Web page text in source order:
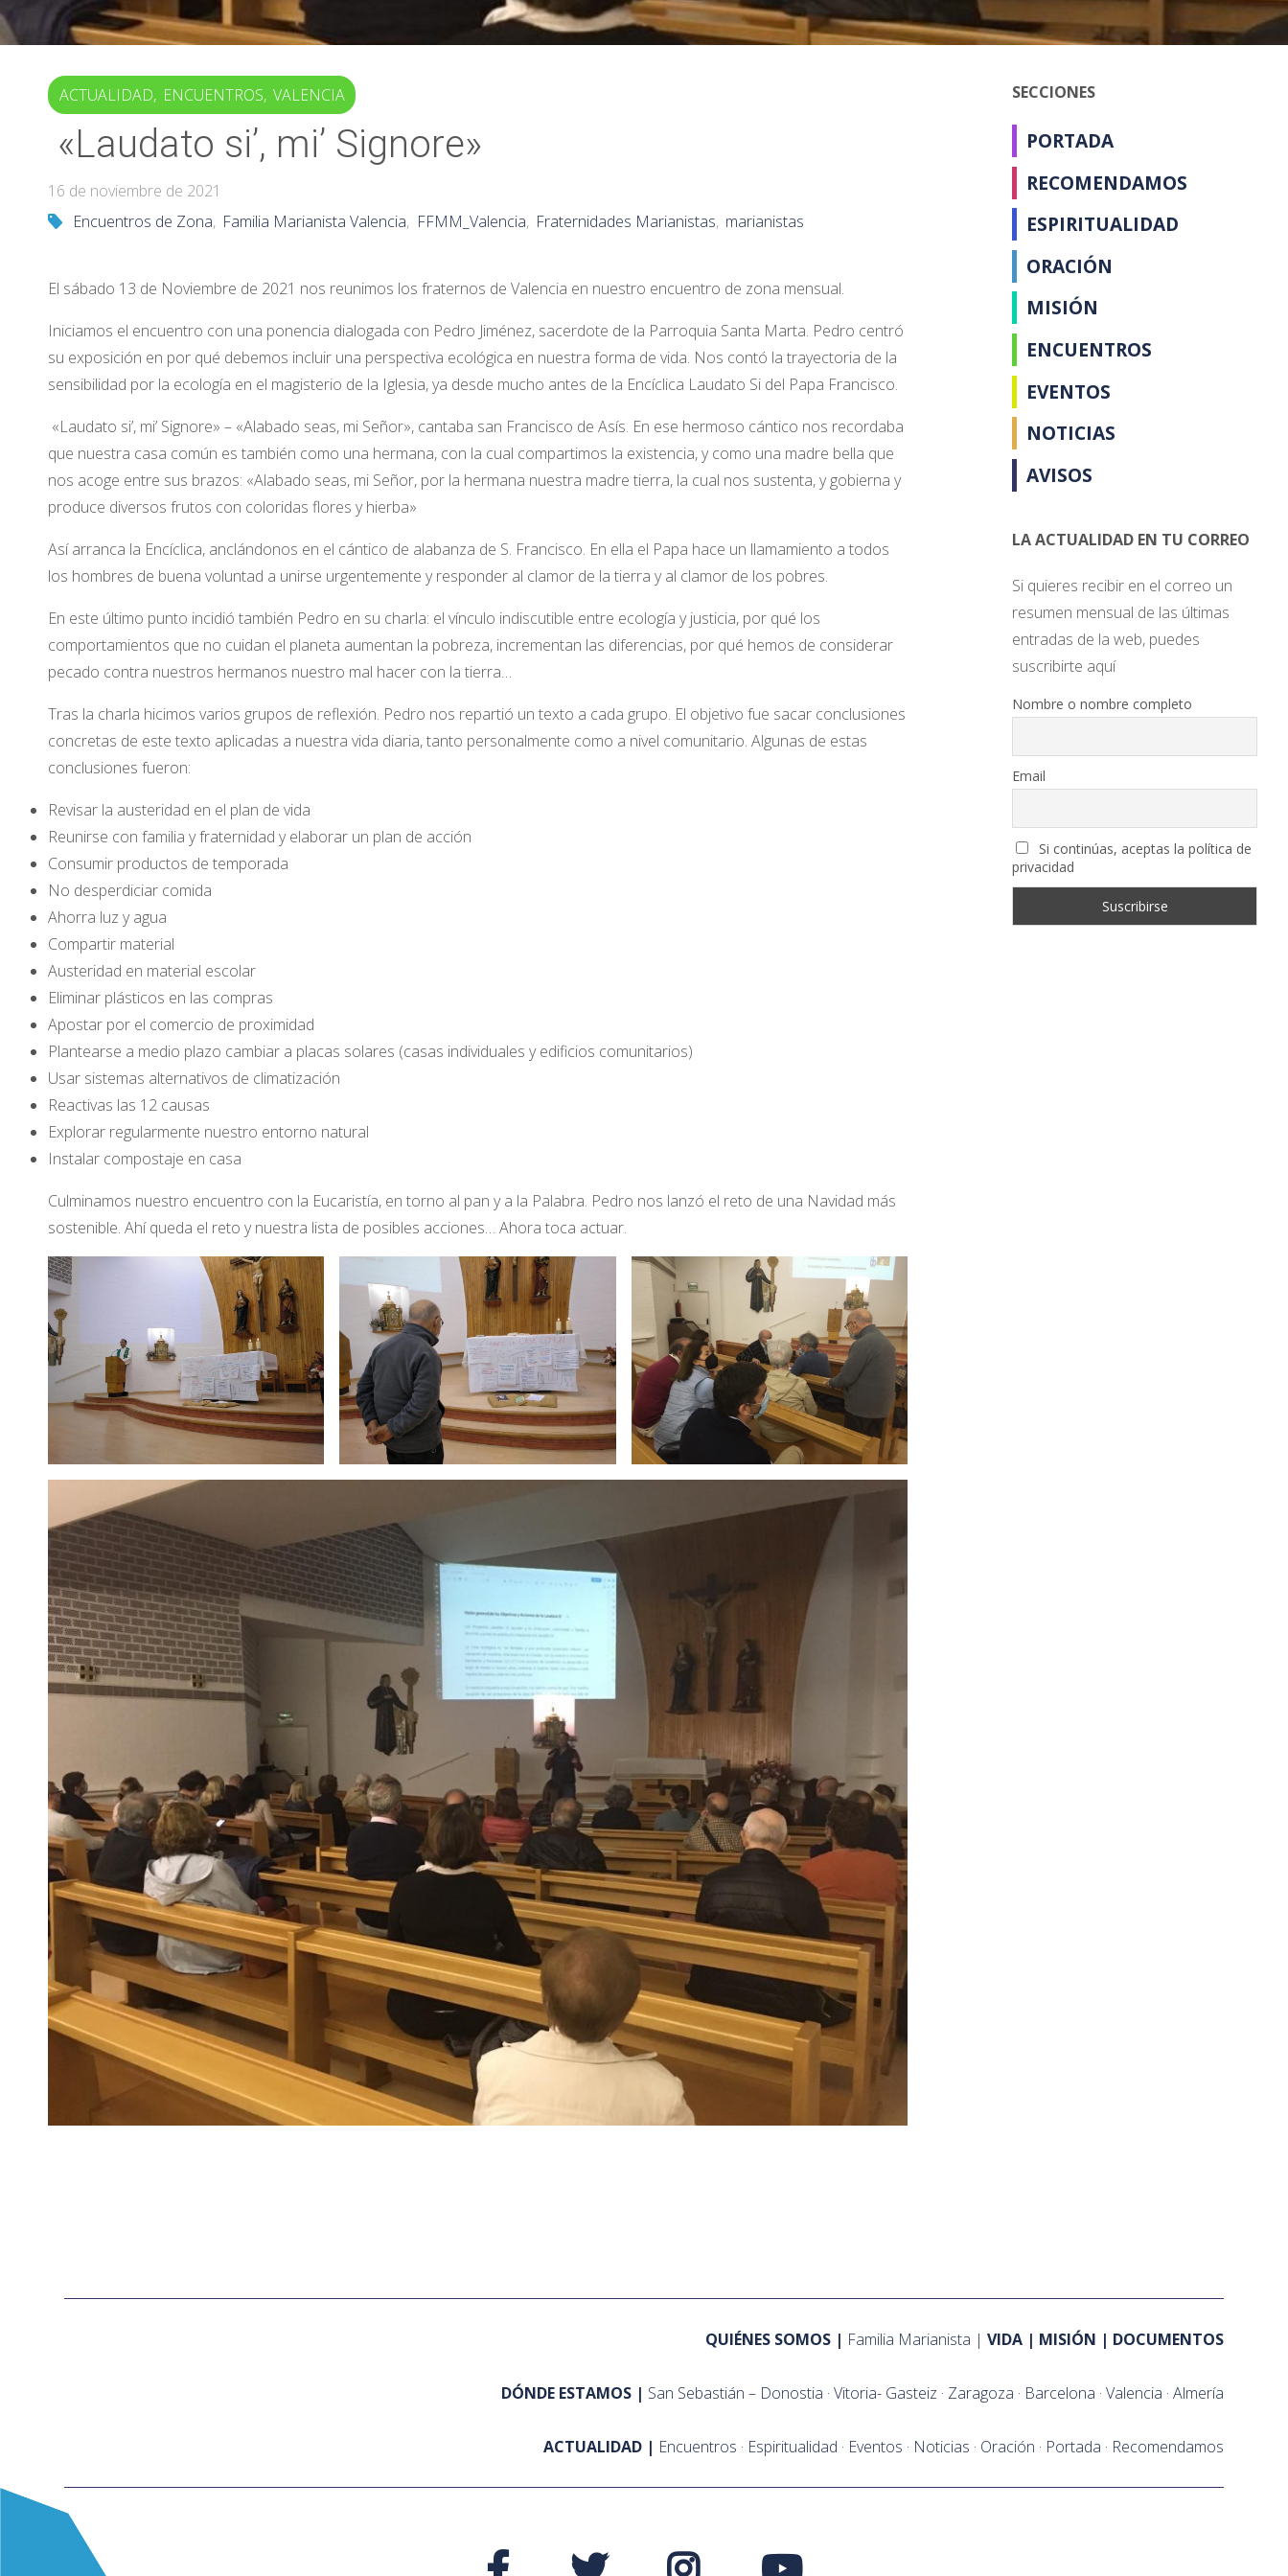
ACTUALIDAD, ENCUENTROS, VALENCIA
«Laudato si’, mi’ Signore»
16 de noviembre de 2021
Encuentros de Zona, Familia Marianista Valencia, FFMM_Valencia, Fraternidades Marianistas, marianistas
El sábado 13 de Noviembre de 2021 nos reunimos los fraternos de Valencia en nuestro encuentro de zona mensual.
Iniciamos el encuentro con una ponencia dialogada con Pedro Jiménez, sacerdote de la Parroquia Santa Marta. Pedro centró
su exposición en por qué debemos incluir una perspectiva ecológica en nuestra forma de vida. Nos contó la trayectoria de la
sensibilidad por la ecología en el magisterio de la Iglesia, ya desde mucho antes de la Encíclica Laudato Si del Papa Francisco.
«Laudato si’, mi’ Signore» – «Alabado seas, mi Señor», cantaba san Francisco de Asís. En ese hermoso cántico nos recordaba
que nuestra casa común es también como una hermana, con la cual compartimos la existencia, y como una madre bella que
nos acoge entre sus brazos: «Alabado seas, mi Señor, por la hermana nuestra madre tierra, la cual nos sustenta, y gobierna y
produce diversos frutos con coloridas flores y hierba»
Así arranca la Encíclica, anclándonos en el cántico de alabanza de S. Francisco. En ella el Papa hace un llamamiento a todos
los hombres de buena voluntad a unirse urgentemente y responder al clamor de la tierra y al clamor de los pobres.
En este último punto incidió también Pedro en su charla: el vínculo indiscutible entre ecología y justicia, por qué los
comportamientos que no cuidan el planeta aumentan la pobreza, incrementan las diferencias, por qué hemos de considerar
pecado contra nuestros hermanos nuestro mal hacer con la tierra…
Tras la charla hicimos varios grupos de reflexión. Pedro nos repartió un texto a cada grupo. El objetivo fue sacar conclusiones
concretas de este texto aplicadas a nuestra vida diaria, tanto personalmente como a nivel comunitario. Algunas de estas
conclusiones fueron:
Revisar la austeridad en el plan de vida
Reunirse con familia y fraternidad y elaborar un plan de acción
Consumir productos de temporada
No desperdiciar comida
Ahorra luz y agua
Compartir material
Austeridad en material escolar
Eliminar plásticos en las compras
Apostar por el comercio de proximidad
Plantearse a medio plazo cambiar a placas solares (casas individuales y edificios comunitarios)
Usar sistemas alternativos de climatización
Reactivas las 12 causas
Explorar regularmente nuestro entorno natural
Instalar compostaje en casa
Culminamos nuestro encuentro con la Eucaristía, en torno al pan y a la Palabra. Pedro nos lanzó el reto de una Navidad más
sostenible. Ahí queda el reto y nuestra lista de posibles acciones… Ahora toca actuar.
SECCIONES
PORTADA
RECOMENDAMOS
ESPIRITUALIDAD
ORACIÓN
MISIÓN
ENCUENTROS
EVENTOS
NOTICIAS
AVISOS
LA ACTUALIDAD EN TU CORREO
Si quieres recibir en el correo un
resumen mensual de las últimas
entradas de la web, puedes
suscribirte aquí
Nombre o nombre completo
Email
Si continúas, aceptas la política de
privacidad
QUIÉNES SOMOS Familia Marianista VIDA MISIÓN DOCUMENTOS
DÓNDE ESTAMOS San Sebastián – Donostia Vitoria- Gasteiz Zaragoza Barcelona Valencia Almería
ACTUALIDAD Encuentros Espiritualidad Eventos Noticias Oración Portada Recomendamos